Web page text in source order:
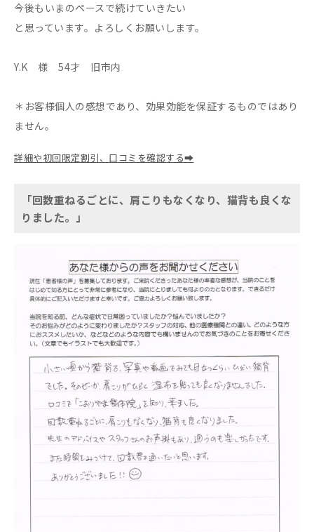
今後もいまのペースで続けていきたい
と思っています。よろしくお願いします。
Y.K 様 54才 旧市内
＊お客様個人の感想であり、効果効能を保証するものではあり
ません。
詳細や初回限定割引、口コミを確認する➡
「回数重ねるごとに、肩こりもなくなり、猫背も良くな
りました。」